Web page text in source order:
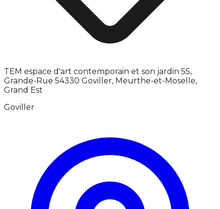
TEM espace d'art contemporain et son jardin 55,
Grande-Rue 54330 Goviller, Meurthe-et-Moselle,
Grand Est
Goviller